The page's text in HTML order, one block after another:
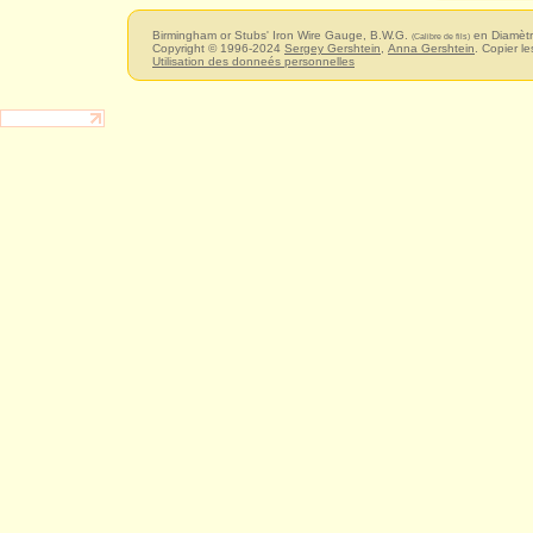
Birmingham or Stubs' Iron Wire Gauge, B.W.G. (Calibre de fils) en
Copyright © 1996-2024 Sergey Gershtein Anna Gershtein . Copier
Utilisation des donneés personnelles